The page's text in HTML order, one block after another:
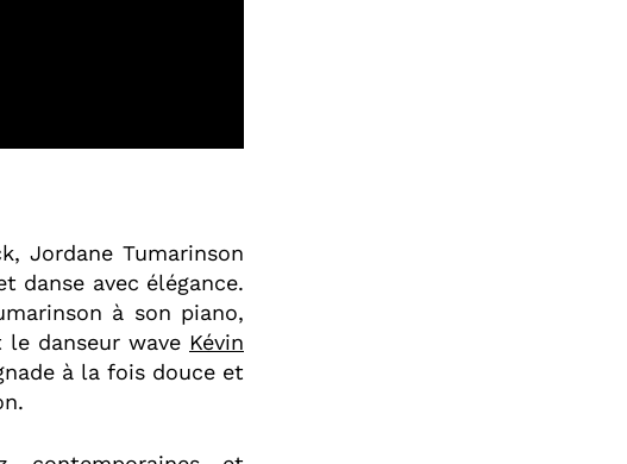
Jordane Tumarinson
danse avec élégance.
à son piano,
danseur wave Kévin
à la fois douce et